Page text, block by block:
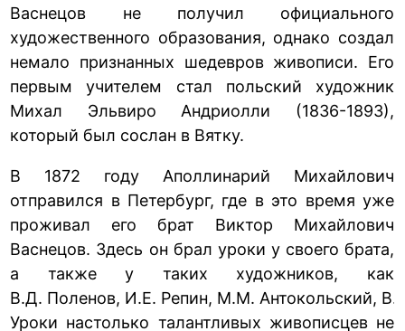
Васнецов не получил официального
художественного образования, однако создал
немало признанных шедевров живописи. Его
первым учителем стал польский художник
Михал Эльвиро Андриолли (1836-1893),
который был сослан в Вятку.
В 1872 году Аполлинарий Михайлович
отправился в Петербург, где в это время уже
проживал его брат Виктор Михайлович
Васнецов. Здесь он брал уроки у своего брата,
а также у таких художников, как
В.Д. Поленов, И.Е. Репин, М.М. Антокольский,
Уроки настолько талантливых живописцев не